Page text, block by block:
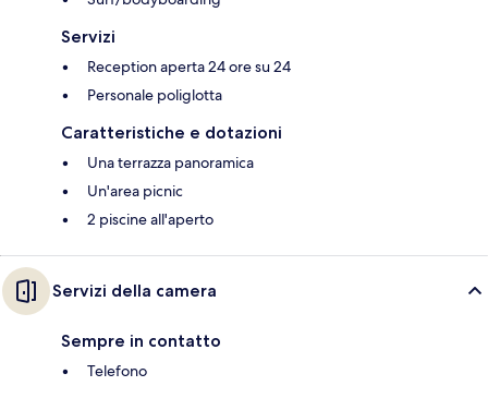
Servizi
Reception aperta 24 ore su 24
Personale poliglotta
Caratteristiche e dotazioni
Una terrazza panoramica
Un'area picnic
2 piscine all'aperto
Servizi della camera
Sempre in contatto
Telefono